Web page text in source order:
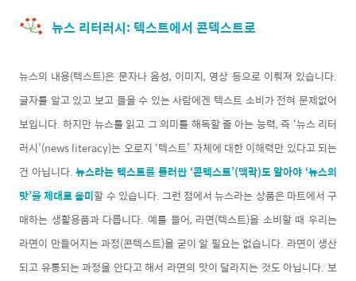
뉴스 리터러시: 텍스트에서 콘텍스트로
뉴스의 내용(텍스트)은 문자나 음성, 이미지, 영상 등으로 이뤄져 있습니다.
글자를 알고 있고 보고 들을 수 있는 사람에겐 텍스트 소비가 전혀 문제없어
보입니다. 하지만 뉴스를 읽고 그 의미를 해독할 줄 아는 능력, 즉 ‘뉴스 리터
러시’(news literacy)는 오로지 ‘텍스트’ 자체에 대한 이해력만 있다고 되는
건 아닙니다.뉴스라는 텍스트를 둘러싼 ‘콘텍스트’(맥락)도 알아야 ‘뉴스의
맛’을 제대로 음미할 수 있습니다. 그런 점에서 뉴스라는 상품은 마트에서 구
매하는 생활용품과 다릅니다. 예를 들어, 라면(텍스트)을 소비할 때 우리는
라면이 만들어지는 과정(콘텍스트)을 굳이 알 필요는 없습니다. 라면이 생산
되고 유통되는 과정을 안다고 해서 라면의 맛이 달라지는 것도 아닙니다. 보